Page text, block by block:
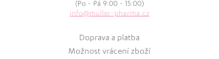
(Po - Pá 9:00 - 15:00)
info@muller-pharma.cz
Doprava a platba
Možnost vrácení zboží